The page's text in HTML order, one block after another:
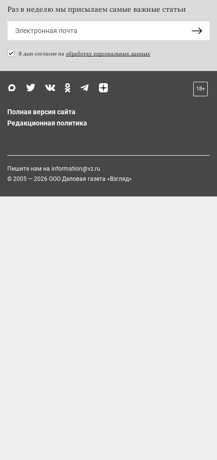
Раз в неделю мы присылаем самые важные статьи
Я даю согласие на обработку персональных данных
18+
Полная версия сайта
Редакционная политика
Пишите нам на information@vz.ru
© 2005 — 2026 ООО Деловая газета «Взгляд»